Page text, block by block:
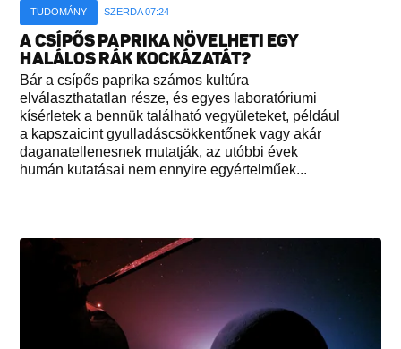
TUDOMÁNY SZERDA 07:24
A CSÍPŐS PAPRIKA NÖVELHETI EGY
HALÁLOS RÁK KOCKÁZATÁT?
Bár a csípős paprika számos kultúra
elválaszthatatlan része, és egyes laboratóriumi
kísérletek a bennük található vegyületeket, például
a kapszaicint gyulladáscsökkentőnek vagy akár
daganatellenesnek mutatják, az utóbbi évek
humán kutatásai nem ennyire egyértelműek...